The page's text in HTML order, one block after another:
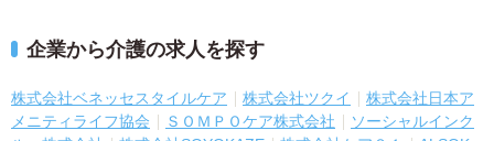
企業から介護の求人を探す
株式会社ベネッセスタイルケア 株式会社ツクイ
株式会社日本ア
メニティライフ協会
ＳＯＭＰＯケア株式会社
ソーシャルインク